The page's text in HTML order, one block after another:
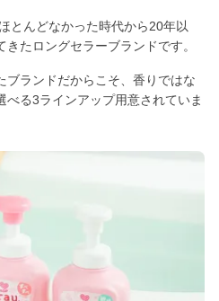
とんどなかった時代から20年以
きたロングセラーブランドです。
ブランドだからこそ、香りではな
べる3ラインアップ用意されていま